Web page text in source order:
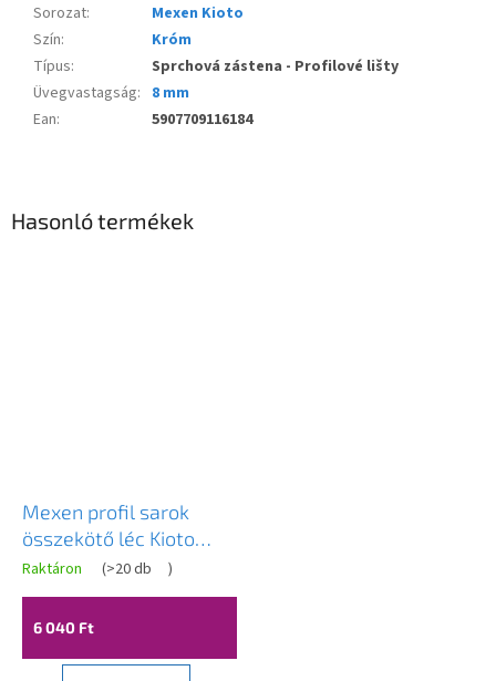
Sorozat:
Mexen Kioto
Szín:
Króm
Típus:
Sprchová zástena - Profilové lišty
Üvegvastagság: 8 mm
Ean: 5907709116184
Hasonló termékek
Mexen profil sarok
összekötő léc Kioto
WALK-IN 30cm
zuhanyfalakhoz 8mm,
fekete, 800-05-70
Raktáron (>20 db )
6 040 Ft